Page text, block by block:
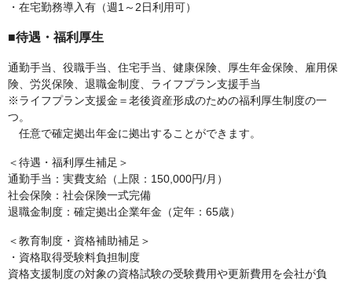
・在宅勤務導入有（週1～2日利用可）
■待遇・福利厚生
通勤手当、役職手当、住宅手当、健康保険、厚生年金保険、雇用保
険、労災保険、退職金制度、ライフプラン支援手当
※ライフプラン支援金＝老後資産形成のための福利厚生制度の一
つ。
任意で確定拠出年金に拠出することができます。
＜待遇・福利厚生補足＞
通勤手当：実費支給（上限：150,000円/月）
社会保険：社会保険一式完備
退職金制度：確定拠出企業年金（定年：65歳）
＜教育制度・資格補助補足＞
・資格取得受験料負担制度
資格支援制度の対象の資格試験の受験費用や更新費用を会社が負